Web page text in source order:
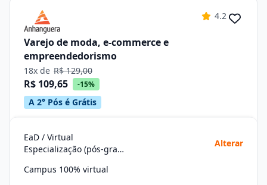
4.2
Varejo de moda, e-commerce e
empreendedorismo
18x de R$ 129,00
R$ 109,65 -15%
A 2° Pós é Grátis
EaD / Virtual
Especialização (pós-graduação)
Alterar
Campus 100% virtual